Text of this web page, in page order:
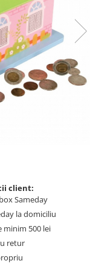
client:
Sameday
la domiciliu
minim 500 lei
retur